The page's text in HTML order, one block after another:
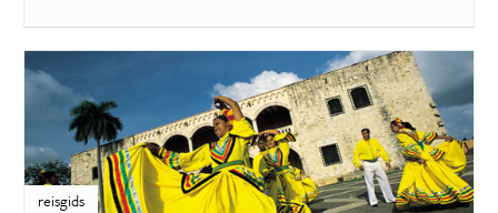
reisgids